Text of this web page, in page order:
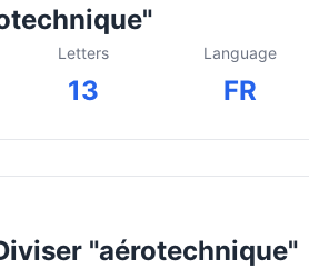
Letters
13
Language
FR
"aérotechnique"